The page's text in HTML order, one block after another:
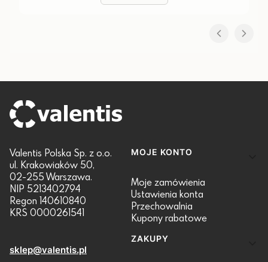
Valentis Polska Sp. z o.o.
ul. Krakowiaków 50,
02-255 Warszawa.
NIP 5213402794
Regon 140610840
KRS 0000261541
sklep@valentis.pl
Linki w stopce
MOJE KONTO
Moje zamówienia
Ustawienia konta
Przechowalnia
Kupony rabatowe
ZAKUPY